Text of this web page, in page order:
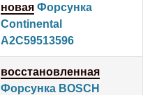
новая Форсунка
Continental
A2C59513596
восстановленная
Форсунка BOSCH